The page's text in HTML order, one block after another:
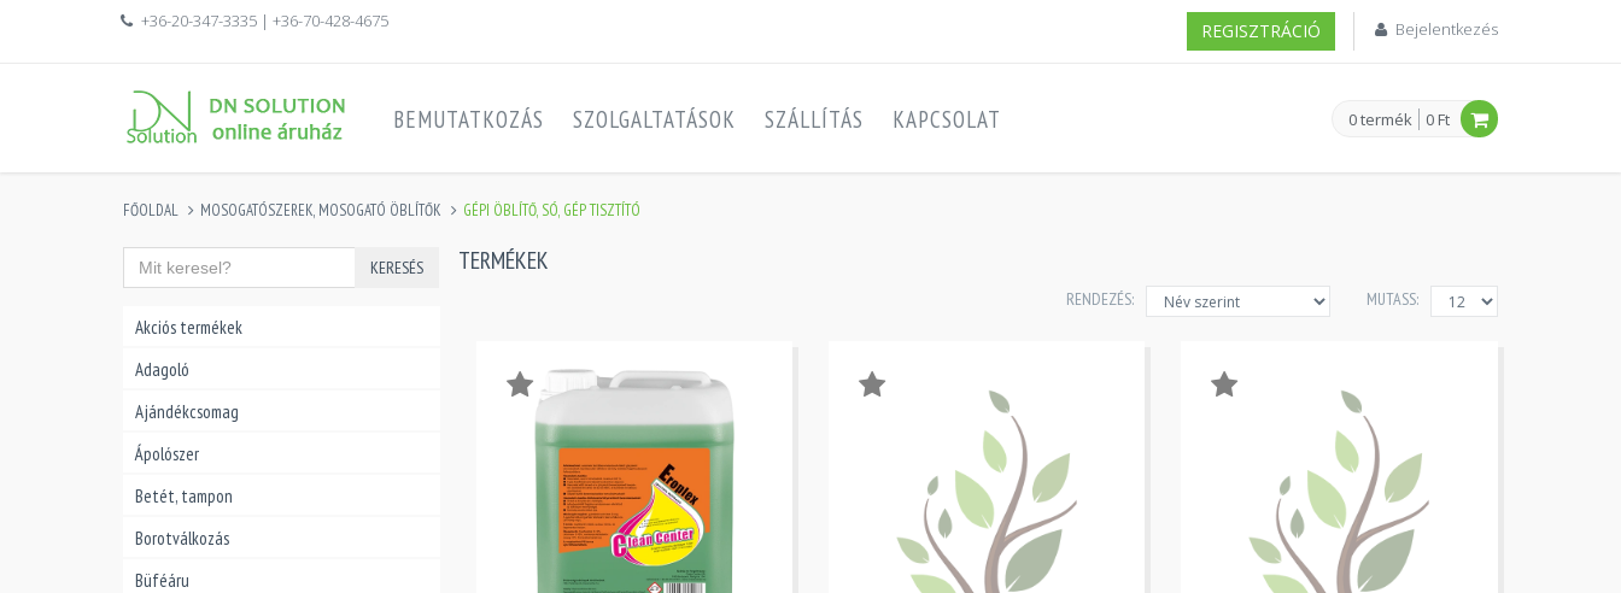
+36-20-347-3335 | +36-70-428-4675 REGISZTRÁCIÓ Bejelentkezés
0 termék 0 Ft
BEMUTATKOZÁS SZOLGALTATÁSOK SZÁLLÍTÁS KAPCSOLAT
FŐOLDAL MOSOGATÓSZEREK, MOSOGATÓ ÖBLÍTŐK GÉPI ÖBLÍTŐ, SÓ, GÉP TISZTÍTÓ
KERESÉS
Akciós termékek
Adagoló
Ajándékcsomag
Ápolószer
Betét, tampon
Borotválkozás
Büféáru
TERMÉKEK
MUTASS:
RENDEZÉS: